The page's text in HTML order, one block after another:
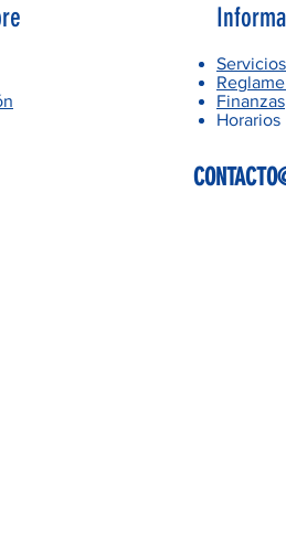
Servicios
Finanzas
Horarios